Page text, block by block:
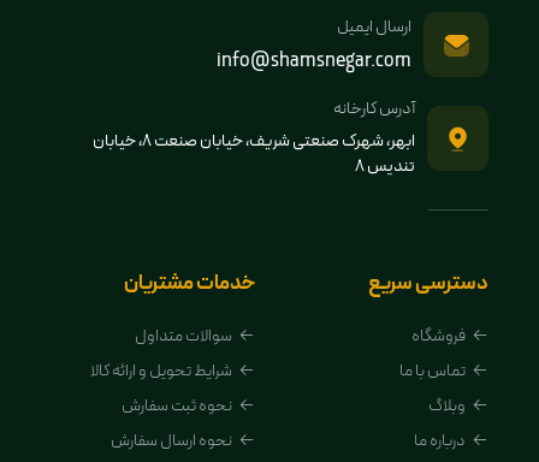
ارسال ایمیل
info@shamsnegar.com
آدرس کارخانه
ابهر، شهرک صنعتی شریف، خیابان صنعت 8، خیابان
تندیس 8
دسترسی سریع
فروشگاه
تماس با ما
وبلاگ
درباره ما
خدمات مشتریان
سوالات متداول
شرایط تحویل و ارائه کالا
نحوه ثبت سفارش
نحوه ارسال سفارش